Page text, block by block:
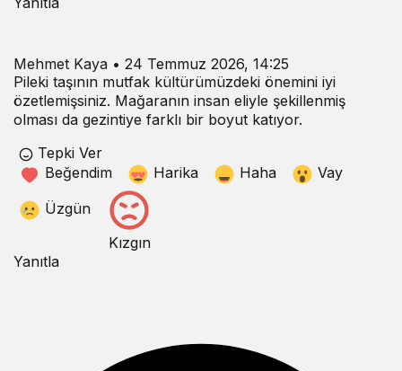
Mehmet Kaya • 24 Temmuz 2026, 14:25
Pileki taşının mutfak kültürümüzdeki önemini iyi
özetlemişsiniz. Mağaranın insan eliyle şekillenmiş
olması da gezintiye farklı bir boyut katıyor.
Tepki Ver
Beğendim
Harika Haha
Vay
Üzgün
Kızgın
Yanıtla